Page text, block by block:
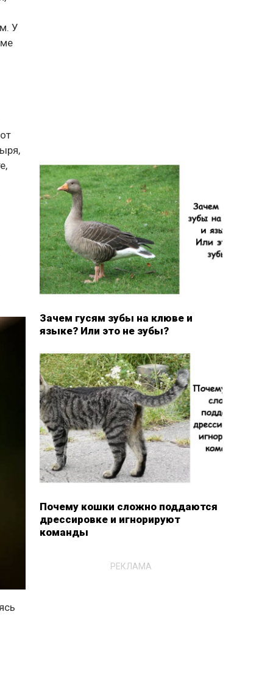
У
Зачем гусям зубы на клюве и
языке? Или это не зубы?
Почему кошки сложно поддаются
дрессировке и игнорируют
команды
РЕКЛАМА